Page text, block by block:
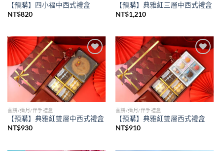
【預購】四小福中西式禮盒
NT$820
【預購】典雅紅三層中西式禮盒
NT$1,210
Add to
wishlist
喜餅/彌月/伴手禮盒
【預購】典雅紅雙層中西式禮盒
NT$930
Add to
wishlist
喜餅/彌月/伴手禮盒
【預購】典雅紅雙層西式禮盒
NT$910